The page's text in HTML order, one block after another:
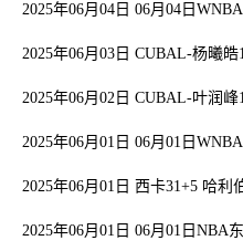
2025年06月04日 06月04日
2025年06月03日 CUBAL-杨曦
2025年06月02日 CUBAL-叶润
2025年06月01日 06月01日
2025年06月01日 西卡31+5 哈
2025年06月01日 06月01日NBA